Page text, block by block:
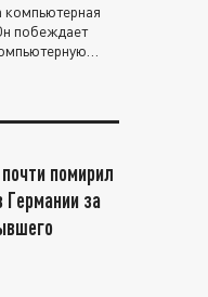
компьютерная
побеждает
помирил
Германии за